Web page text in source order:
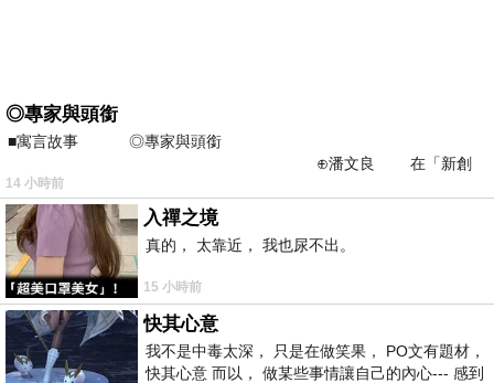
◎專家與頭銜
■寓言故事 ◎專家與頭銜
⊕潘文良 在「新創
之谷」裡——
14 小時前
入禪之境
真的， 太靠近， 我也尿不出。
15 小時前
快其心意
我不是中毒太深， 只是在做笑果， PO文有題材，
快其心意 而以， 做某些事情讓自己的內心--- 感到